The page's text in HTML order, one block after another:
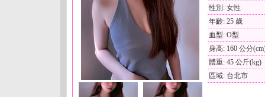
性別: 女性
年齡: 25 歲
血型: O型
身高: 160 公分
體重: 45 公斤(kg)
區域: 台北市